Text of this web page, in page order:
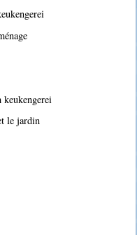
le jardin